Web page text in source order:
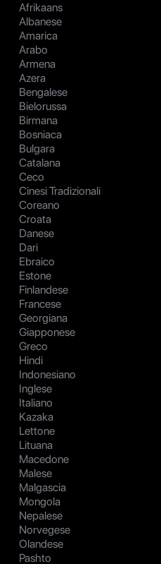
Afrikaans
Albanese
Amarica
Arabo
Armena
Azera
Bengalese
Bielorussa
Birmana
Bosniaca
Bulgara
Catalana
Ceco
Cinesi Tradizionali
Coreano
Croata
Danese
Dari
Ebraico
Estone
Finlandese
Francese
Georgiana
Giapponese
Greco
Hindi
Indonesiano
Inglese
Italiano
Kazaka
Lettone
Lituana
Macedone
Malese
Malgascia
Mongola
Nepalese
Norvegese
Olandese
Pashto